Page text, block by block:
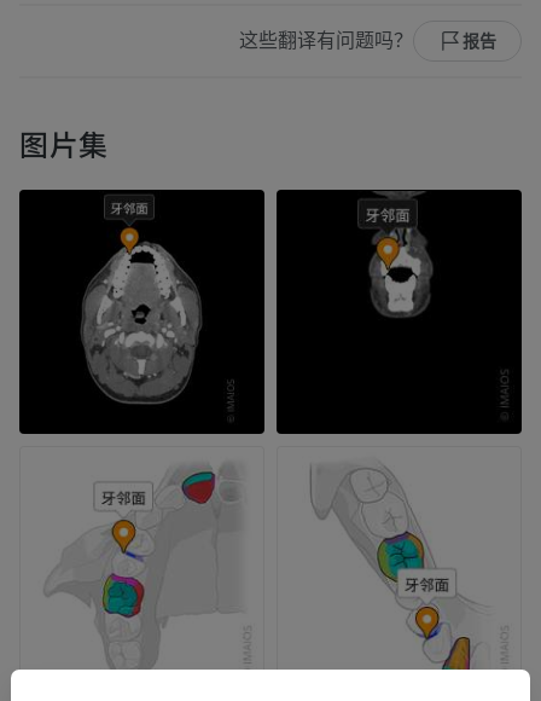
这些翻译有问题吗？ 报告
图片集